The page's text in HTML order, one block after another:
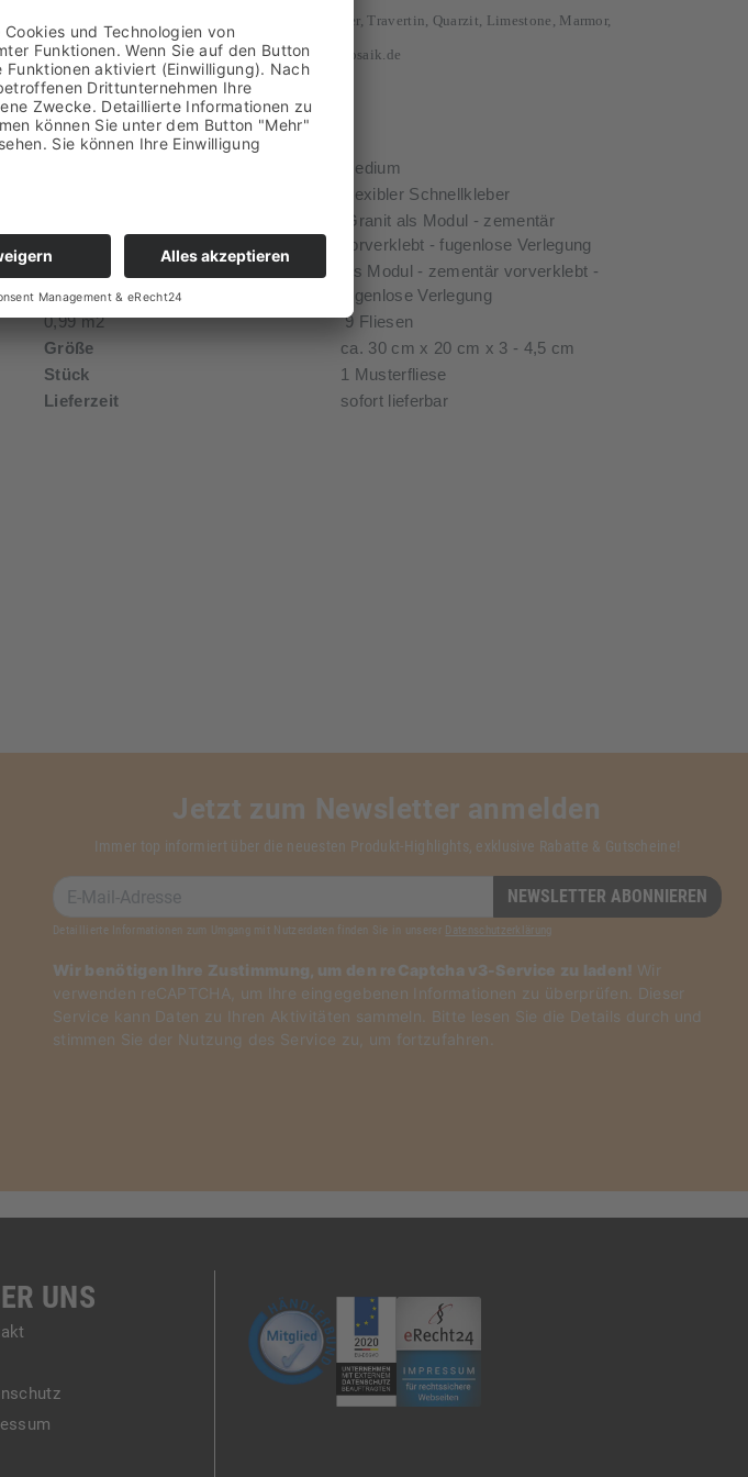
Weiteres an Naturstein, Kieselsteinfliesen, Schiefer, Travertin, Quarzit, Limestone, Marmor,
Jade, Onyx, usw. in unserem Onlineshop Stein-Mosaik.de
Spezifikation
medium
Flexibler Schnellkleber
Material
Granit als Modul - zementär
vorverklebt - fugenlose Verlegung
Form
als Modul - zementär vorverklebt -
fugenlose Verlegung
0,99 m2
9 Fliesen
Größe
ca. 30 cm x 20 cm x 3 - 4,5 cm
Stück
1 Musterfliese
Lieferzeit
sofort lieferbar
Jetzt zum Newsletter anmelden
Immer top informiert über die neuesten Produkt-Highlights, exklusive Rabatte & Gutscheine!
NEWSLETTER ABONNIEREN
Detaillierte Informationen zum Umgang mit Nutzerdaten finden Sie in unserer Datenschutzerklärung
Wir benötigen Ihre Zustimmung, um den reCaptcha v3-Service zu laden! Wir
verwenden reCAPTCHA, um Ihre eingegebenen Informationen zu überprüfen. Dieser
Service kann Daten zu Ihren Aktivitäten sammeln. Bitte lesen Sie die Details durch und
stimmen Sie der Nutzung des Service zu , um fortzufahren.
UNS